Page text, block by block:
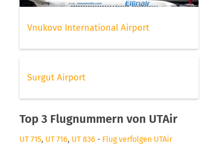
Vnukovo International Airport
Surgut Airport
Top 3 Flugnummern von UTAir
UT 715, UT 716, UT 836 - Flug verfolgen UTAir